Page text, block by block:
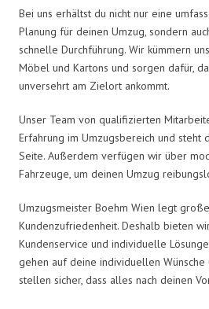
Bei uns erhältst du nicht nur eine
Planung für deinen Umzug, sondern
schnelle Durchführung. Wir kümmern
Möbel und Kartons und sorgen dafür,
unversehrt am Zielort ankommt.
Unser Team von qualifizierten
Erfahrung im Umzugsbereich und
Seite. Außerdem verfügen wir über
Fahrzeuge, um deinen Umzug
Umzugsmeister Boehm Wien legt
Kundenzufriedenheit. Deshalb bieten
Kundenservice und individuelle
gehen auf deine individuellen Wünsche
stellen sicher, dass alles nach deinen